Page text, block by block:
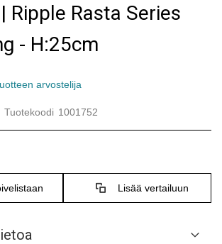
Ripple Rasta Series
- H:25cm
arvostelija
Tuotekoodi 1001752
Lisää vertailuun